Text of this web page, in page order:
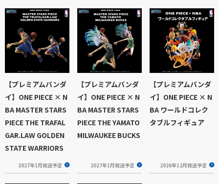
【プレミアムバンダ
イ】ONE PIECE × N
BA MASTER STARS
PIECE THE TRAFAL
GAR.LAW GOLDEN
STATE WARRIORS
2027年1月発送予定
【プレミアムバンダ
イ】ONE PIECE × N
BA MASTER STARS
PIECE THE YAMATO
MILWAUKEE BUCKS
2027年1月発送予定
【プレミアムバンダ
イ】ONE PIECE × N
BA ワールドコレク
タブルフィギュア
2026年12月発送予定